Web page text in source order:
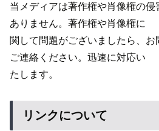
当メディアは著作権や肖像権の
ありません。著作権や肖像権に
関して問題がございましたら、お
ご連絡ください。迅速に対応い
たします。
リンクについて